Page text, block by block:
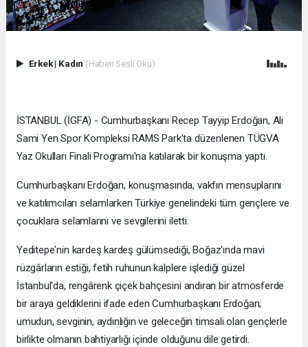
Erkek| Kadın (Haberi Sesli Oku)
İSTANBUL (İGFA) - Cumhurbaşkanı Recep Tayyip Erdoğan, Ali
Sami Yen Spor Kompleksi RAMS Park'ta düzenlenen TÜGVA
Yaz Okulları Finali Programı'na katılarak bir konuşma yaptı.
Cumhurbaşkanı Erdoğan, konuşmasında, vakfın mensuplarını
ve katılımcıları selamlarken Türkiye genelindeki tüm gençlere ve
çocuklara selamlarını ve sevgilerini iletti.
Yeditepe'nin kardeş kardeş gülümsediği, Boğaz'ında mavi
rüzgârların estiği, fetih ruhunun kalplere işlediği güzel
İstanbul'da, rengârenk çiçek bahçesini andıran bir atmosferde
bir araya geldiklerini ifade eden Cumhurbaşkanı Erdoğan;
umudun, sevginin, aydınlığın ve geleceğin timsali olan gençlerle
birlikte olmanın bahtiyarlığı içinde olduğunu dile getirdi.